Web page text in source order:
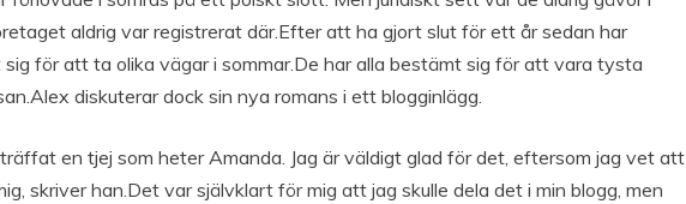
aldrig var registrerat där.Efter att ha gjort slut för ett år sedan har
för att ta olika vägar i sommar.De har alla bestämt sig för att vara tysta
diskuterar dock sin nya romans i ett blogginlägg.
en tjej som heter Amanda. Jag är väldigt glad för det, eftersom jag vet att
skriver han.Det var självklart för mig att jag skulle dela det i min blogg, men